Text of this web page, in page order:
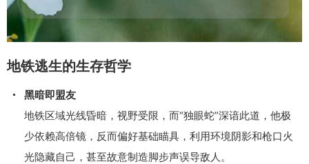
地铁逃生的生存哲学
黑暗即盟友
地铁区域光线昏暗，视野受限，而“独眼蛇”深谙此道，他极
少依赖高倍镜，反而偏好基础瞄具，利用环境阴影和枪口火
光隐藏自己，甚至故意制造脚步声误导敌人。